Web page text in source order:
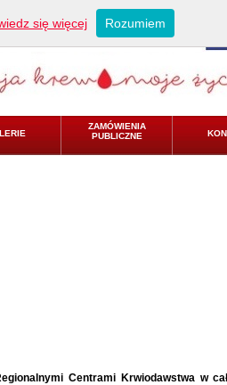
ZAMÓWIENIA
PUBLICZNE
Centrami Krwiodawstwa w
się więcej Rozumiem